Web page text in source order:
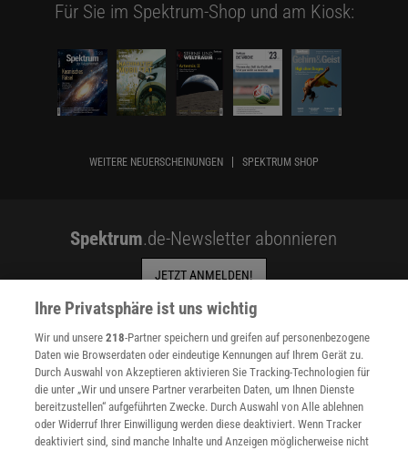
Für Sie im Spektrum-Shop und am Kiosk:
WEITERE NEUERSCHEINUNGEN SPEKTRUM SHOP
Spektrum.de-Newsletter abonnieren
JETZT ANMELDEN!
Sie können unsere Newsletter jederzeit wieder abbestellen. Infos zu unserem Umgang
SERVICES
Newsletter
Kontakt
Ihre Privatsphäre ist uns wichtig
Wir und unsere218-Partner speichern und greifen auf personenbezogene
Daten wie Browserdaten oder eindeutige Kennungen auf Ihrem Gerät zu.
Durch Auswahl von Akzeptieren aktivieren Sie Tracking-Technologien für
die unter „Wir und unsere Partner verarbeiten Daten, um Ihnen Dienste
bereitzustellen“ aufgeführten Zwecke. Durch Auswahl von Alle ablehnen
oder Widerruf Ihrer Einwilligung werden diese deaktiviert. Wenn Tracker
deaktiviert sind, sind manche Inhalte und Anzeigen möglicherweise nicht